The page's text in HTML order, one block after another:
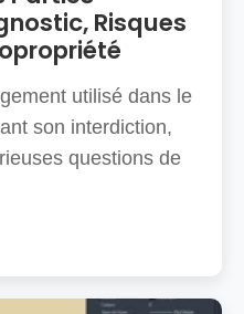
Risques
utilisé dans le
son interdiction,
questions de